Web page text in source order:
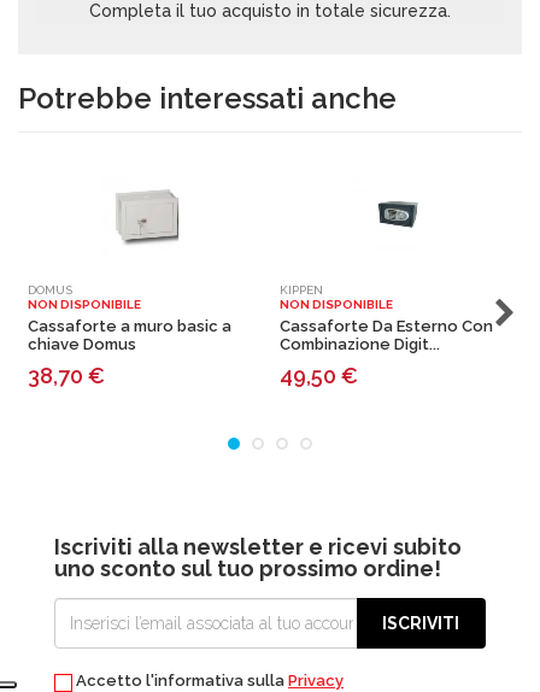
Completa il tuo acquisto in totale sicurezza.
Potrebbe interessati anche
DOMUS
NON DISPONIBILE
Cassaforte a muro basic a
chiave Domus
38,70 €
KIPPEN
NON DISPONIBILE
Cassaforte Da Esterno Con
Combinazione Digit...
49,50 €
Iscriviti alla newsletter e ricevi subito
uno sconto sul tuo prossimo ordine!
ISCRIVITI
Accetto l'informativa sulla Privacy